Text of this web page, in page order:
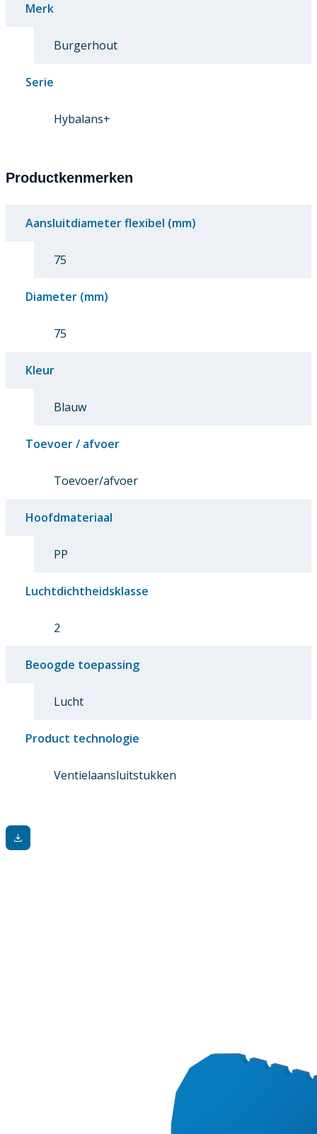
Merk
Burgerhout
Serie
Hybalans+
Productkenmerken
Aansluitdiameter flexibel (mm)
75
Diameter (mm)
75
Kleur
Blauw
Toevoer / afvoer
Toevoer/afvoer
Hoofdmateriaal
PP
Luchtdichtheidsklasse
2
Beoogde toepassing
Lucht
Product technologie
Ventielaansluitstukken